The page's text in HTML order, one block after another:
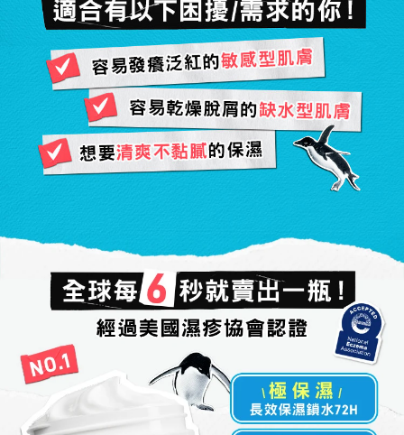
適合有以下困擾/需求的你！
容易發癢泛紅的敏感型肌膚
容易乾燥脫屑的缺水型肌膚
想要清爽不黏膩的保濕
全球每6秒就賣出一瓶!
經過美國濕疹協會認證
\極保濕/
長效保濕鎖水72H